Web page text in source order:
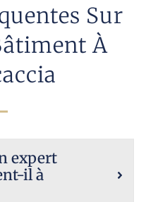
Sur
À
expert
il à